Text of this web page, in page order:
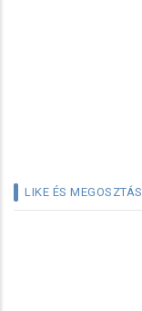
LIKE ÉS MEGOSZTÁS